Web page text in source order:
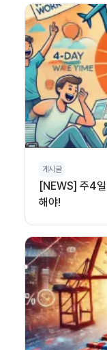
게시글
[NEWS] 주4일
해야!